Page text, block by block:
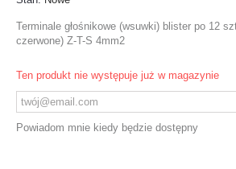
Terminale głośnikowe (wsuwki) blister po 12
czerwone) Z-T-S 4mm2
Ten produkt nie występuje już w magazynie
Powiadom mnie kiedy będzie dostępny